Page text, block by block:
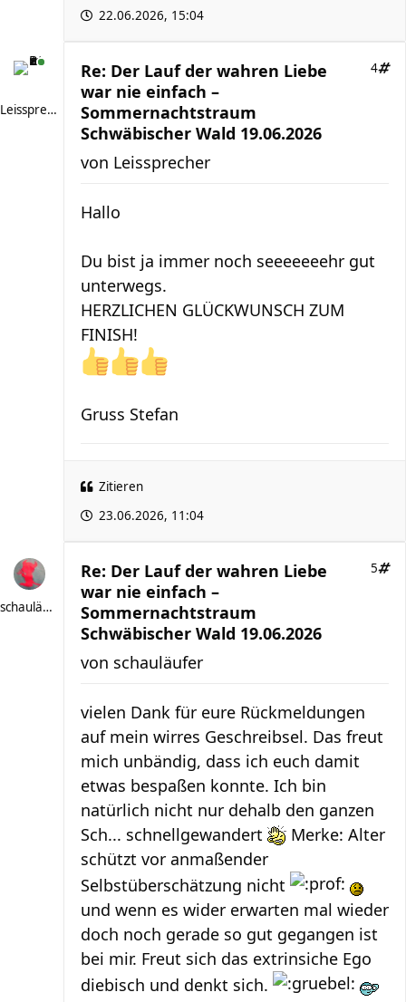
22.06.2026, 15:04
Leissprecher
Re: Der Lauf der wahren Liebe
war nie einfach –
Sommernachtstraum
Schwäbischer Wald 19.06.2026
4
von Leissprecher
Hallo
Du bist ja immer noch seeeeeeehr gut
unterwegs.
HERZLICHEN GLÜCKWUNSCH ZUM
FINISH!
Gruss Stefan
Zitieren
23.06.2026, 11:04
schauläufer
Re: Der Lauf der wahren Liebe
war nie einfach –
Sommernachtstraum
Schwäbischer Wald 19.06.2026
5
von schauläufer
vielen Dank für eure Rückmeldungen
auf mein wirres Geschreibsel. Das freut
mich unbändig, dass ich euch damit
etwas bespaßen konnte. Ich bin
natürlich nicht nur dehalb den ganzen
Sch... schnellgewandert
Merke: Alter
schützt vor anmaßender
Selbstüberschätzung nicht
und wenn es wider erwarten mal wieder
doch noch gerade so gut gegangen ist
bei mir. Freut sich das extrinsiche Ego
diebisch und denkt sich.